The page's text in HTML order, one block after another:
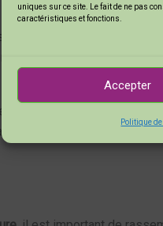
uniques sur ce site. Le fait de ne pas
caractéristiques et fonctions.
Accepter
Politique
votre biais, vous
vous porter un
Coudre son propre biais
et de créer quelque